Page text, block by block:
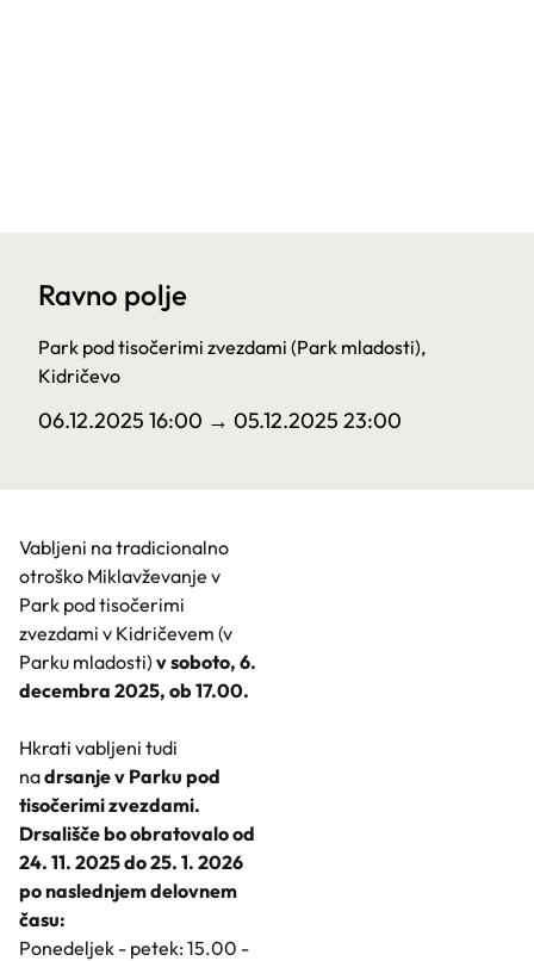
Ravno polje
Park pod tisočerimi zvezdami (Park mladosti),
Kidričevo
06.12.2025 16:00 → 05.12.2025 23:00
Vabljeni na tradicionalno
otroško Miklavževanje v
Park pod tisočerimi
zvezdami v Kidričevem (v
Parku mladosti) v soboto, 6.
decembra 2025, ob 17.00.
Hkrati vabljeni tudi
nadrsanje v Parku pod
tisočerimi zvezdami.
Drsališče bo obratovalo od
24. 11. 2025 do 25. 1. 2026
po naslednjem delovnem
času:
Ponedeljek - petek: 15.00 -